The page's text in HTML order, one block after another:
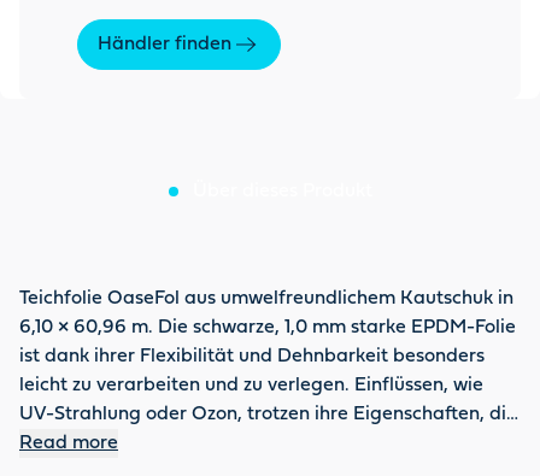
Händler finden
Teichfolie OaseFol aus umwelfreundlichem Kautschuk in
6,10 × 60,96 m. Die schwarze, 1,0 mm starke EPDM-Folie
ist dank ihrer Flexibilität und Dehnbarkeit besonders
leicht zu verarbeiten und zu verlegen. Einflüssen, wie
UV-Strahlung oder Ozon, trotzen ihre Eigenschaften, die
sie außergewöhnlich langlebig machen. Für die Fisch-
Read more